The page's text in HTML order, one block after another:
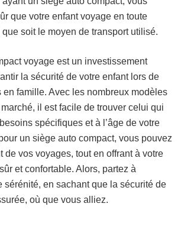
que votre enfant voyage en toute
soit le moyen de transport utilisé.
voyage est un investissement
la sécurité de votre enfant lors de
en famille. Avec les nombreux modèles
il est facile de trouver celui qui
spécifiques et à l’âge de votre
un siège auto compact, vous pouvez
de vos voyages, tout en offrant à votre
et confortable. Alors, partez à
sérénité, en sachant que la sécurité de
où que vous alliez.